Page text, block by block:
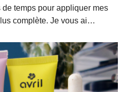
temps pour appliquer mes
complète. Je vous ai…